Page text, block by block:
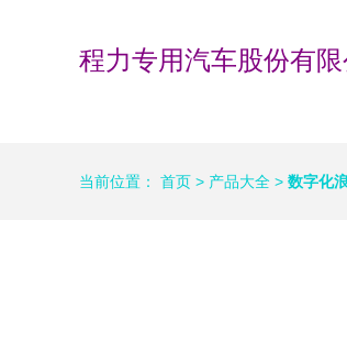
程力专用汽车股份有
当前位置： 首页 > 产品大全 > 数字化